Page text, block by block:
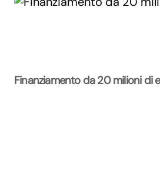
Finanziamento da 20 milioni di